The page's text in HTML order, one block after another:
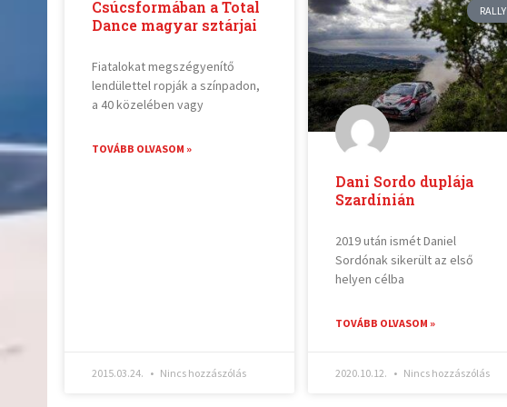
Csúcsformában a Total
Dance magyar sztárjai
Fiatalokat megszégyenítő
lendülettel ropják a színpadon,
a 40 közelében vagy
TOVÁBB OLVASOM »
2015.03.24. Nincs hozzászólás
RALLY
Dani Sordo duplája
Szardínián
2019 után ismét Daniel
Sordónak sikerült az első
helyen célba
TOVÁBB OLVASOM »
2020.10.12. Nincs hozzászólás